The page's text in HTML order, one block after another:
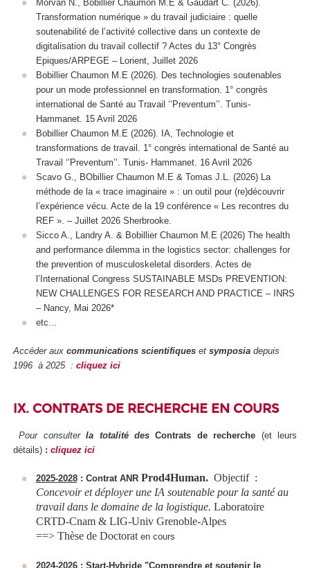
Morvan N., Bobillier Chaumon M.E & Gaudart C. (2026).
Transformation numérique » du travail judiciaire : quelle
soutenabilité de l’activité collective dans un contexte de
digitalisation du travail collectif ? Actes du 13° Congrès
Epiques/ARPEGE – Lorient, Juillet 2026
Bobillier Chaumon M.E (2026). Des technologies soutenables
pour un mode professionnel en transformation. 1° congrès
international de Santé au Travail ‘’Preventum’’. Tunis-
Hammanet. 15 Avril 2026
Bobillier Chaumon M.E (2026). IA, Technologie et
transformations de travail. 1° congrès international de Santé au
Travail ‘’Preventum’’. Tunis- Hammanet. 16 Avril 2026
Scavo G., BObillier Chaumon M.E & Tomas J.L. (2026) La
méthode de la « trace imaginaire » : un outil pour (re)découvrir
l’expérience vécu. Acte de la 19 conférence « Les recontres du
REF ». – Juillet 2026 Sherbrooke.
Sicco A., Landry A. & Bobillier Chaumon M.E (2026) The health
and performance dilemma in the logistics sector: challenges for
the prevention of musculoskeletal disorders. Actes de
l’International Congress SUSTAINABLE MSDs PREVENTION:
NEW CHALLENGES FOR RESEARCH AND PRACTICE – INRS
– Nancy, Mai 2026*
etc...
Accéder aux communications scientifiques et symposia depuis
1996 à 2025 : cliquez ici
IX. CONTRATS DE RECHERCHE EN COURS
Pour consulterla totalité desContrats de recherche (et leurs
détails) : cliquez ici
2025-2028: Contrat ANR Prod4Human. Objectif :
Concevoir et déployer une IA soutenable pour la santé au
travail dans le domaine de la logistique. Laboratoire
CRTD-Cnam & LIG-Univ Grenoble-Alpes
==> Thèse de Doctorat en cours
2024-2026: Start-Hybride "Comprendre et soutenir le